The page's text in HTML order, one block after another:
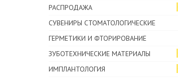
РАСПРОДАЖА
СУВЕНИРЫ СТОМАТОЛОГИЧЕСКИЕ
ГЕРМЕТИКИ И ФТОРИРОВАНИЕ
ЗУБОТЕХНИЧЕСКИЕ МАТЕРИАЛЫ
ИМПЛАНТОЛОГИЯ